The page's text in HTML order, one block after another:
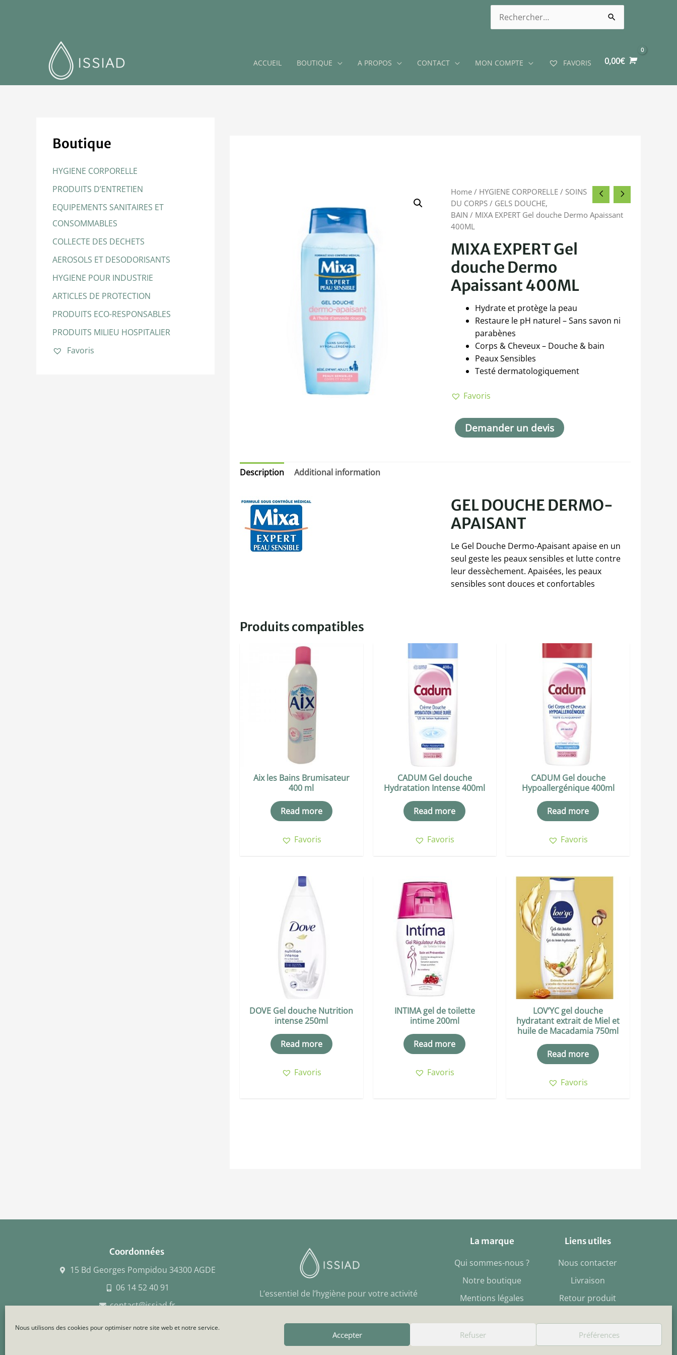
Nous utilisons des cookies pour optimiser notre site web et notre service.
Accepter Refuser Préférences
ACCUEIL BOUTIQUE A PROPOS CONTACT MON COMPTE FAVORIS 0,00€
Boutique
HYGIENE CORPORELLE
PRODUITS D’ENTRETIEN
EQUIPEMENTS SANITAIRES ET
CONSOMMABLES
COLLECTE DES DECHETS
AEROSOLS ET DESODORISANTS
HYGIENE POUR INDUSTRIE
ARTICLES DE PROTECTION
PRODUITS ECO-RESPONSABLES
PRODUITS MILIEU HOSPITALIER
Favoris
Home / HYGIENE CORPORELLE / SOINS
DU CORPS / GELS DOUCHE,
BAIN / MIXA EXPERT Gel douche Dermo Apaissant
400ML
MIXA EXPERT Gel
douche Dermo
Apaissant 400ML
Hydrate et protège la peau
Restaure le pH naturel – Sans savon ni
parabènes
Corps & Cheveux – Douche & bain
Peaux Sensibles
Testé dermatologiquement
Favoris
Demander un devis
Description Additional information
GEL DOUCHE DERMO-
APAISANT
Le Gel Douche Dermo-Apaisant apaise en un
seul geste les peaux sensibles et lutte contre
leur dessèchement. Apaisées, les peaux
sensibles sont douces et confortables
Produits compatibles
Aix les Bains Brumisateur
400 ml
Read more
Favoris
CADUM Gel douche
Hydratation Intense 400ml
Read more
Favoris
CADUM Gel douche
Hypoallergénique 400ml
Read more
Favoris
DOVE Gel douche Nutrition
intense 250ml
Read more
Favoris
INTIMA gel de toilette
intime 200ml
Read more
Favoris
LOV’YC gel douche
hydratant extrait de Miel et
huile de Macadamia 750ml
Read more
Favoris
Coordonnées
15 Bd Georges Pompidou 34300 AGDE
06 14 52 40 91
contact@issiad.fr
L’essentiel de l’hygiène pour votre activité
La marque
Qui sommes-nous ?
Notre boutique
Mentions légales
Liens utiles
Nous contacter
Livraison
Retour produit